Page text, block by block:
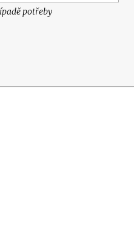
potřeby